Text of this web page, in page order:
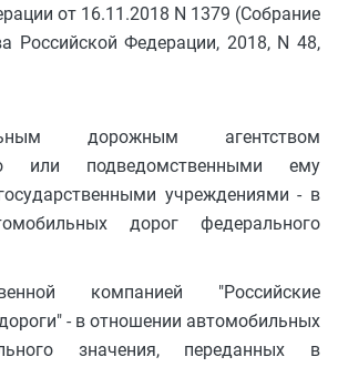
от 16.11.2018 N 1379 (Собрание
Российской Федерации, 2018, N 48,
дорожным агентством
или подведомственными ему
учреждениями - в
дорог федерального
компанией "Российские
- в отношении автомобильных
значения, переданных в